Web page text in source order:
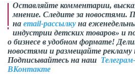
Оставляйте комментарии,
мнение. Следите за новостями.
на email-рассылку на
индустрии детских товаров» и
о бизнесе в удобном формате!
новостями и размещайте рекламу
Подписывайтесь на наш
ВКонтакте